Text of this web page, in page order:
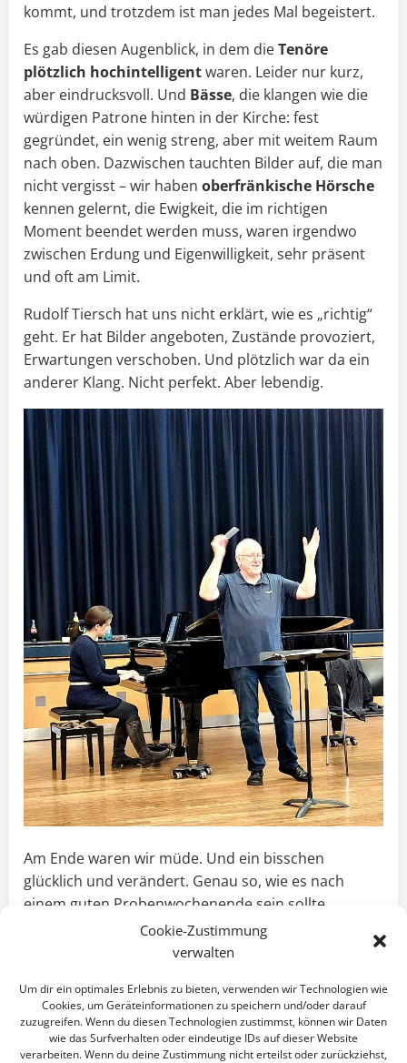
Cookie-Zustimmung
verwalten
Um dir ein optimales Erlebnis zu bieten, verwenden wir Technologien wie
Cookies, um Geräteinformationen zu speichern und/oder darauf
zuzugreifen. Wenn du diesen Technologien zustimmst, können wir Daten
wie das Surfverhalten oder eindeutige IDs auf dieser Website
verarbeiten. Wenn du deine Zustimmung nicht erteilst oder zurückziehst,
kommt, und trotzdem ist man jedes Mal begeistert.
Es gab diesen Augenblick, in dem dieTenöre
plötzlich hochintelligentwaren. Leider nur kurz,
aber eindrucksvoll. Und Bässe, die klangen wie die
würdigen Patrone hinten in der Kirche: fest
gegründet, ein wenig streng, aber mit weitem Raum
nach oben. Dazwischen tauchten Bilder auf, die man
nicht vergisst – wir haben oberfränkische Hörsche
kennen gelernt, die Ewigkeit, die im richtigen
Moment beendet werden muss, waren irgendwo
zwischen Erdung und Eigenwilligkeit, sehr präsent
und oft am Limit.
Rudolf Tiersch hat uns nicht erklärt, wie es „richtig“
geht. Er hat Bilder angeboten, Zustände provoziert,
Erwartungen verschoben. Und plötzlich war da ein
anderer Klang. Nicht perfekt. Aber lebendig.
Am Ende waren wir müde. Und ein bisschen
glücklich und verändert. Genau so, wie es nach
einem guten Probenwochenende sein sollte.
Hardy (nicht so intelligenter Tenor)
Beitragsnavigation
Previous post Next post
Comments are closed